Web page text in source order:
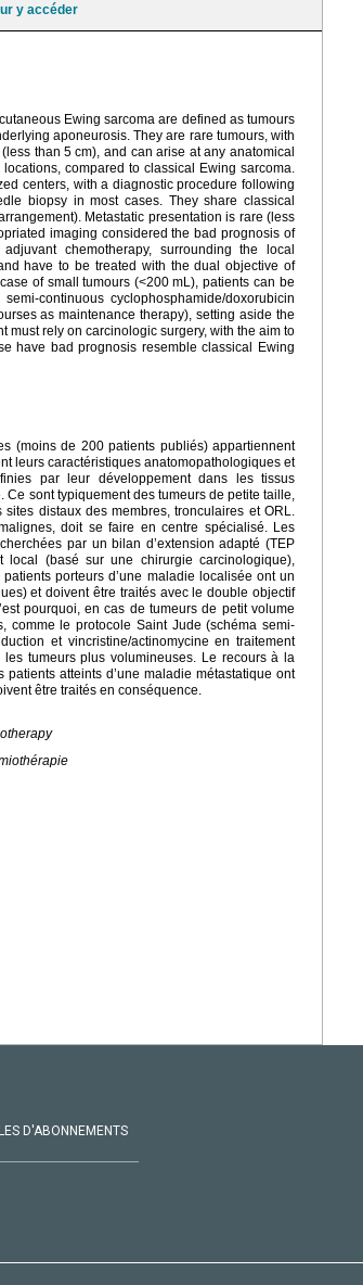
y accéder
Ewing sarcoma are defined as tumours
aponeurosis. They are rare tumours, with
than 5 cm), and can arise at any anatomical
compared to classical Ewing sarcoma.
centers, with a diagnostic procedure following
biopsy in most cases. They share classical
Metastatic presentation is rare (less
imaging considered the bad prognosis of
chemotherapy, surrounding the local
have to be treated with the dual objective of
of small tumours (<200 mL), patients can be
continuous cyclophosphamide/doxorubicin
as maintenance therapy), setting aside the
must rely on carcinologic surgery, with the aim to
have bad prognosis resemble classical Ewing
(moins de 200 patients publiés) appartiennent
leurs caractéristiques anatomopathologiques et
par leur développement dans les tissus
sont typiquement des tumeurs de petite taille,
distaux des membres, tronculaires et ORL.
doit se faire en centre spécialisé. Les
par un bilan d’extension adapté (TEP
local (basé sur une chirurgie carcinologique),
porteurs d’une maladie localisée ont un
et doivent être traités avec le double objectif
pourquoi, en cas de tumeurs de petit volume
comme le protocole Saint Jude (schéma semi-
et vincristine/actinomycine en traitement
les tumeurs plus volumineuses. Le recours à la
atteints d’une maladie métastatique ont
être traités en conséquence.
D'ABONNEMENTS